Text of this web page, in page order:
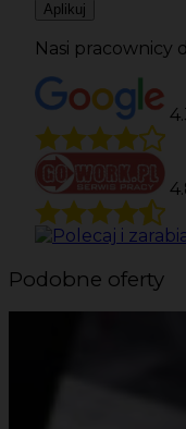
Aplikuj
Nasi pracownicy
Podobne oferty